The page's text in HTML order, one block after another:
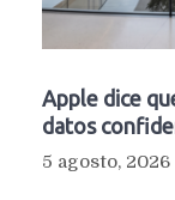
Apple dice
datos
5 agosto, 2026